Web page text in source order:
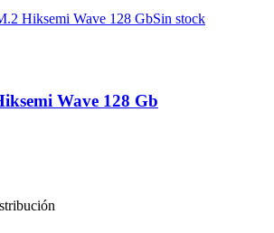
Sin stock
Wave 128 Gb